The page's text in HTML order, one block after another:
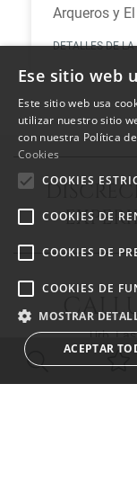
Arqueros y
DETALLES DE
Urb.
Blvd.
Ese sitio web
Este sitio web usa
utilizar nuestro sitio
con nuestra Política
Cookies
COOKIES
COOKIES DE
COOKIES DE
COOKIES DE
MOSTRAR
ACEPTAR